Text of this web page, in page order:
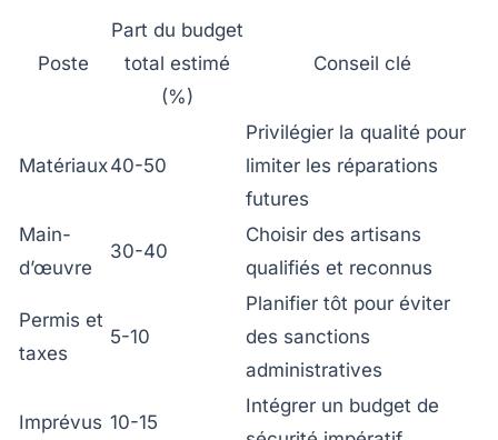
Poste
Part du budget
total estimé
(%)
Conseil clé
Matériaux40-50
Privilégier la qualité pour
limiter les réparations
futures
Main-
d’œuvre
30-40
Choisir des artisans
qualifiés et reconnus
Permis et
taxes
5-10
Planifier tôt pour éviter
des sanctions
administratives
Imprévus 10-15
Intégrer un budget de